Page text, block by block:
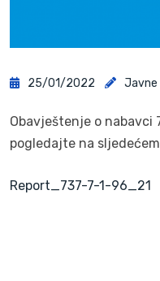
25/01/2022 Javne
Obavještenje o nabavci
pogledajte na
Report_737-7-1-96_21